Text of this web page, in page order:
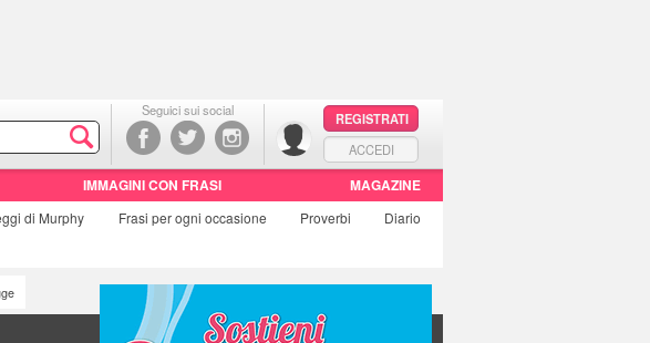
Seguici sui social
REGISTRATI
ACCEDI
IMMAGINI CON FRASI
MAGAZINE
di Murphy Frasi per ogni occasione Proverbi
Diario